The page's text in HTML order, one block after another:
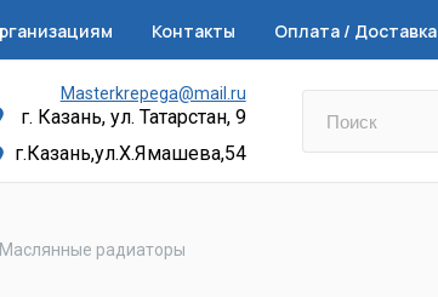
Контакты Оплата / Доставка
Masterkrepega@mail.ru
г. Казань, ул. Татарстан, 9
г.Казань,ул.Х.Ямашева,54
Маслянные радиаторы